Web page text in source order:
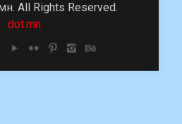
All Rights Reserved.
dot.mn